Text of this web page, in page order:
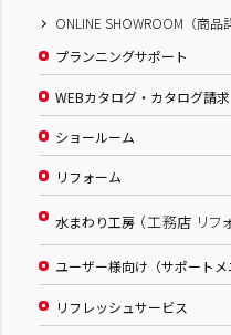
ONLINE SHOWROOM（商品
プランニングサポート
WEBカタログ・カタログ請求
ショールーム
リフォーム
水まわり工房 （工務店 リフ
ユーザー様向け（サポートメ
リフレッシュサービス